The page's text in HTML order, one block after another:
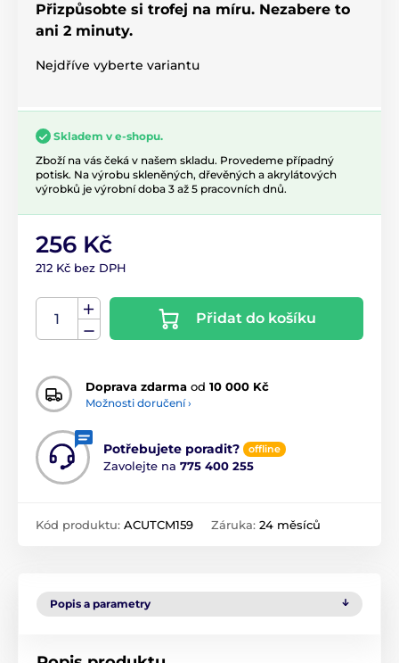
Přizpůsobte si trofej na míru. Nezabere to
ani 2 minuty.
Nejdříve vyberte variantu
Skladem v e-shopu.
Zboží na vás čeká v našem skladu. Provedeme případný
potisk. Na výrobu skleněných, dřevěných a akrylátových
výrobků je výrobní doba 3 až 5 pracovních dnů.
256 Kč
212 Kč bez DPH
Přidat do košíku
Doprava zdarma od 10 000 Kč
Možnosti doručení ›
Potřebujete poradit? offline
Zavolejte na 775 400 255
Kód produktu: ACUTCM159 Záruka: 24 měsíců
Popis a parametry